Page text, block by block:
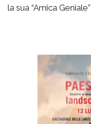
la sua “Amica